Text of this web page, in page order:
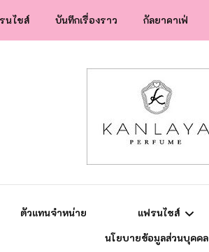
นไชส์ บันทึกเรื่องราว
ข่าวสาร
ความรู้การตลาด
กัลยาคาเฟ่
ตัวแทนจำหน่าย แฟรนไชส์
นโยบายข้อมูลส่วนบุคคล